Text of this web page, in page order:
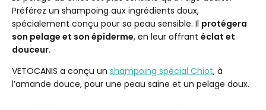
Préférez un shampoing aux ingrédients doux,
spécialement conçu pour sa peau sensible. Il protégera
son pelage et son épiderme, en leur offrant éclat et
douceur.
VETOCANIS a conçu un shampoing spécial Chiot, à
l’amande douce, pour une peau saine et un pelage doux.